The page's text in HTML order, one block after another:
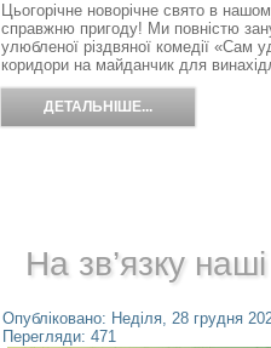
Цьогорічне новорічне свято в
справжню пригоду! Ми повністю
улюбленої різдвяної комедії «Сам
коридори на майданчик для
ДЕТАЛЬНІШЕ...
На зв’язку
Опубліковано: Неділя, 28 грудня
Перегляди: 471